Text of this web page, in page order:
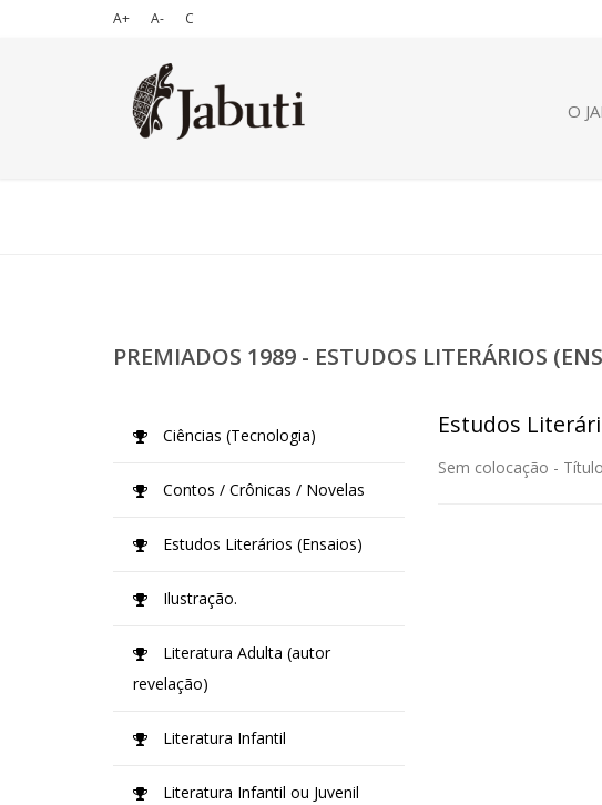
A+ A- C
O
PREMIADOS 1989 - ESTUDOS LITERÁRIOS
Estudos
Sem colocação -
Ciências (Tecnologia)
Contos / Crônicas / Novelas
Estudos Literários (Ensaios)
Ilustração.
Literatura Adulta (autor
revelação)
Literatura Infantil
Literatura Infantil ou Juvenil